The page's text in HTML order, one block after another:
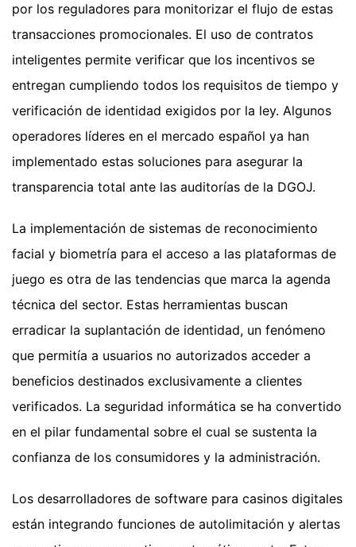
por los reguladores para monitorizar el flujo de estas
transacciones promocionales. El uso de contratos
inteligentes permite verificar que los incentivos se
entregan cumpliendo todos los requisitos de tiempo y
verificación de identidad exigidos por la ley. Algunos
operadores líderes en el mercado español ya han
implementado estas soluciones para asegurar la
transparencia total ante las auditorías de la DGOJ.
La implementación de sistemas de reconocimiento
facial y biometría para el acceso a las plataformas de
juego es otra de las tendencias que marca la agenda
técnica del sector. Estas herramientas buscan
erradicar la suplantación de identidad, un fenómeno
que permitía a usuarios no autorizados acceder a
beneficios destinados exclusivamente a clientes
verificados. La seguridad informática se ha convertido
en el pilar fundamental sobre el cual se sustenta la
confianza de los consumidores y la administración.
Los desarrolladores de software para casinos digitales
están integrando funciones de autolimitación y alertas